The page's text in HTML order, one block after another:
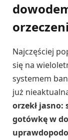
Najczęściej
się na
systemem
już
orzekł jasno:
gotówkę w